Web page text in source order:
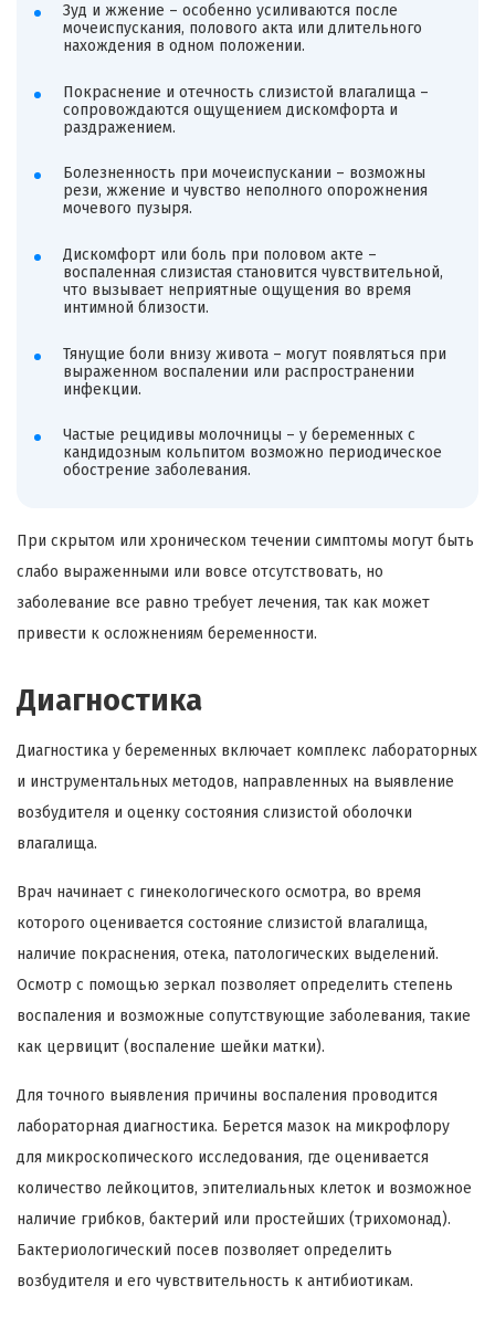
Зуд и жжение – особенно усиливаются после
мочеиспускания, полового акта или длительного
нахождения в одном положении.
Покраснение и отечность слизистой влагалища –
сопровождаются ощущением дискомфорта и
раздражением.
Болезненность при мочеиспускании – возможны
рези, жжение и чувство неполного опорожнения
мочевого пузыря.
Дискомфорт или боль при половом акте –
воспаленная слизистая становится чувствительной,
что вызывает неприятные ощущения во время
интимной близости.
Тянущие боли внизу живота – могут появляться при
выраженном воспалении или распространении
инфекции.
Частые рецидивы молочницы – у беременных с
кандидозным кольпитом возможно периодическое
обострение заболевания.
При скрытом или хроническом течении симптомы могут быть
слабо выраженными или вовсе отсутствовать, но
заболевание все равно требует лечения, так как может
привести к осложнениям беременности.
Диагностика
Диагностика у беременных включает комплекс лабораторных
и инструментальных методов, направленных на выявление
возбудителя и оценку состояния слизистой оболочки
влагалища.
Врач начинает с гинекологического осмотра, во время
которого оценивается состояние слизистой влагалища,
наличие покраснения, отека, патологических выделений.
Осмотр с помощью зеркал позволяет определить степень
воспаления и возможные сопутствующие заболевания, такие
как цервицит (воспаление шейки матки).
Для точного выявления причины воспаления проводится
лабораторная диагностика. Берется мазок на микрофлору
для микроскопического исследования, где оценивается
количество лейкоцитов, эпителиальных клеток и возможное
наличие грибков, бактерий или простейших (трихомонад).
Бактериологический посев позволяет определить
возбудителя и его чувствительность к антибиотикам.